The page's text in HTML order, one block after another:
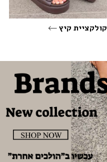
קולקציית קיץ